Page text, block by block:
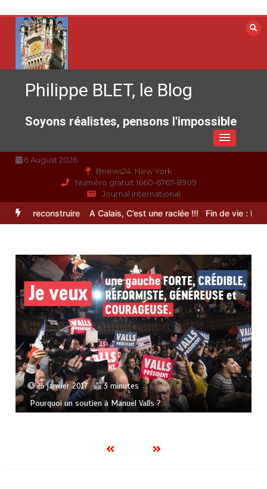
contenu
Philippe BLET, le Blog
Soyons réalistes, pensons l'impossible
6 August 2026
Bnews24, New York
Numéro gratuit 1660-6767-8909
Journal international
à reconstruire A Calais, C’est une raclée !!! Fin de vie : l’ultime
25 janvier 2017 3 minutes
Pourquoi un soutien à Manuel Valls ?